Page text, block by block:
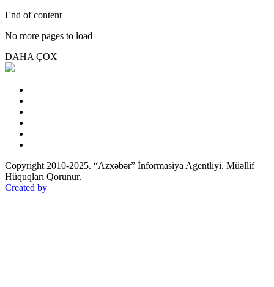
End of content
No more pages to load
DAHA ÇOX
Copyright 2010-2025. “Azxəbər” İnformasiya Agentliyi. Müəllif
Hüquqları Qorunur.
Created by